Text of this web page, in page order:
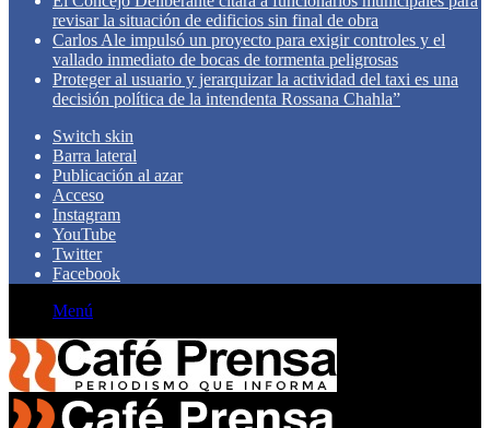
revisar la situación de edificios sin final de obra
Carlos Ale impulsó un proyecto para exigir controles y el
vallado inmediato de bocas de tormenta peligrosas
Proteger al usuario y jerarquizar la actividad del taxi es una
decisión política de la intendenta Rossana Chahla”
Switch skin
Barra lateral
Publicación al azar
Acceso
Instagram
YouTube
Twitter
Facebook
Menú